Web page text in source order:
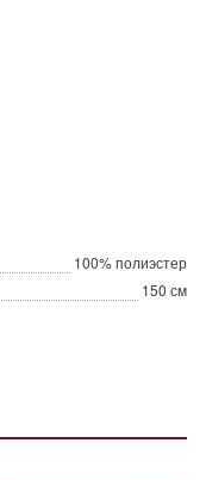
100% полиэстер
150 см